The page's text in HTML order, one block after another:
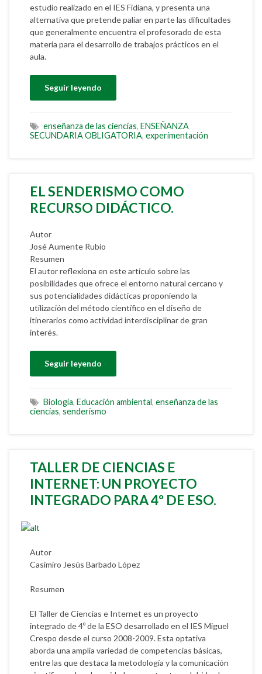
estudio realizado en el IES Fidiana, y presenta una
alternativa que pretende paliar en parte las dificultades
que generalmente encuentra el profesorado de esta
materia para el desarrollo de trabajos prácticos en el
aula.
Seguir leyendo
enseñanza de las ciencias, ENSEÑANZA
SECUNDARIA OBLIGATORIA, experimentación
EL SENDERISMO COMO
RECURSO DIDÁCTICO.
Autor
José Aumente Rubio
Resumen
El autor reflexiona en este artículo sobre las
posibilidades que ofrece el entorno natural cercano y
sus potencialidades didácticas proponiendo la
utilización del método científico en el diseño de
itinerarios como actividad interdisciplinar de gran
interés.
Seguir leyendo
Biología, Educación ambiental, enseñanza de las
ciencias, senderismo
TALLER DE CIENCIAS E
INTERNET: UN PROYECTO
INTEGRADO PARA 4º DE ESO.
Autor
Casimiro Jesús Barbado López
Resumen
El Taller de Ciencias e Internet es un proyecto
integrado de 4º de la ESO desarrollado en el IES Miguel
Crespo desde el curso 2008-2009. Esta optativa
aborda una amplia variedad de competencias básicas,
entre las que destaca la metodología y la comunicación